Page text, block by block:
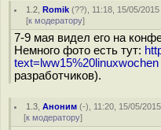
1.2 ,Romik (??), 11:18, 15/05/2015
[к модератору]
7-9 мая видел его на
Немного фото есть тут:
text=lww15%20linuxwochen
разработчиков).
1.3 ,Аноним (-), 11:20, 15/05/
[к модератору]